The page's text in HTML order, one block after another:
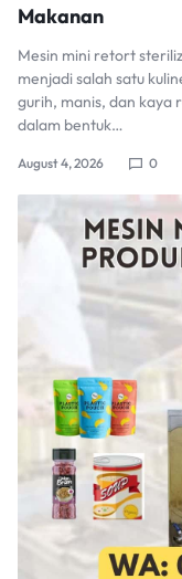
Makanan
Mesin mini retort
menjadi salah satu
gurih, manis, dan kaya
dalam bentuk…
August 4, 2026 0